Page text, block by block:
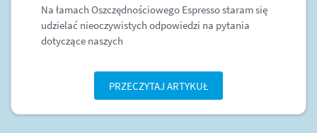
Na łamach Oszczędnościowego Espresso staram się
udzielać nieoczywistych odpowiedzi na pytania
dotyczące naszych
PRZECZYTAJ ARTYKUŁ